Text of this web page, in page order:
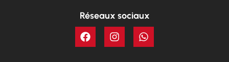
Réseaux sociaux